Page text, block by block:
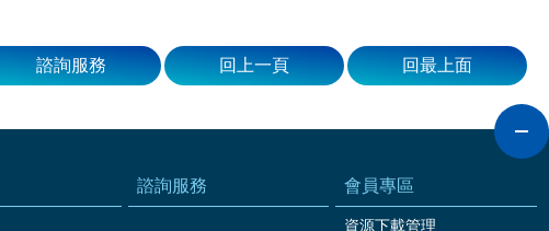
諮詢服務 回上一頁 回最上面
諮詢服務 會員專區
資源下載管理